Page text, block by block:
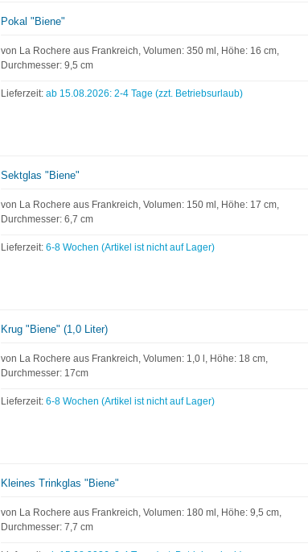
Pokal "Biene"
von La Rochere aus Frankreich, Volumen: 350 ml, Höhe: 16 cm,
Durchmesser: 9,5 cm
Lieferzeit:ab 15.08.2026: 2-4 Tage (zzt. Betriebsurlaub)
Sektglas "Biene"
von La Rochere aus Frankreich, Volumen: 150 ml, Höhe: 17 cm,
Durchmesser: 6,7 cm
Lieferzeit:6-8 Wochen (Artikel ist nicht auf Lager)
Krug "Biene" (1,0 Liter)
von La Rochere aus Frankreich, Volumen: 1,0 l, Höhe: 18 cm,
Durchmesser: 17cm
Lieferzeit:6-8 Wochen (Artikel ist nicht auf Lager)
Kleines Trinkglas "Biene"
von La Rochere aus Frankreich, Volumen: 180 ml, Höhe: 9,5 cm,
Durchmesser: 7,7 cm